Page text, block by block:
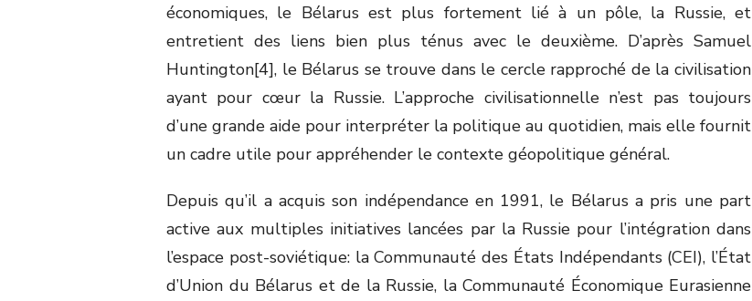
économiques, le Bélarus est plus fortement lié à un pôle, la Russie, et
entretient des liens bien plus ténus avec le deuxième. D’après Samuel
Huntington[4], le Bélarus se trouve dans le cercle rapproché de la civilisation
ayant pour cœur la Russie. L’approche civilisationnelle n’est pas toujours
d’une grande aide pour interpréter la politique au quotidien, mais elle fournit
un cadre utile pour appréhender le contexte géopolitique général.
Depuis qu’il a acquis son indépendance en 1991, le Bélarus a pris une part
active aux multiples initiatives lancées par la Russie pour l’intégration dans
l’espace post-soviétique: la Communauté des États Indépendants (CEI), l’État
d’Union du Bélarus et de la Russie, la Communauté Économique Eurasienne